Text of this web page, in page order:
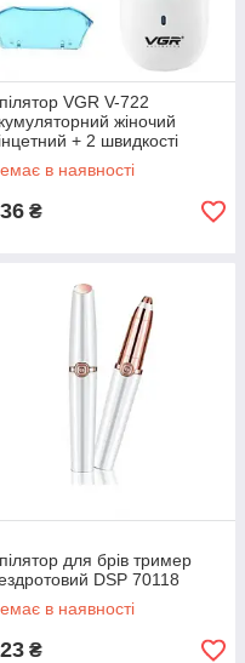
VGR V-722
жіночий
+ 2 швидкості
Блакитний
в наявності
₴
для брів тример
DSP 70118
в наявності
₴